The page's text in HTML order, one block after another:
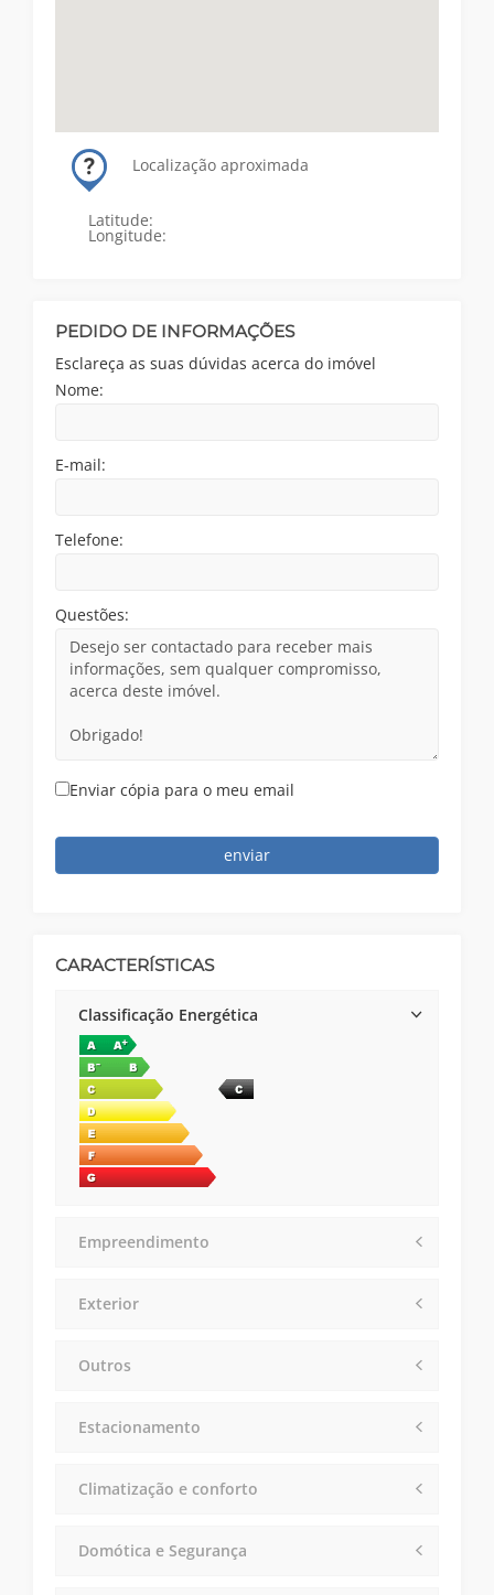
Localização aproximada
Latitude:
Longitude:
PEDIDO DE INFORMAÇÕES
Esclareça as suas dúvidas acerca do imóvel
Nome:
E-mail:
Telefone:
Questões:
Enviar cópia para o meu email
enviar
CARACTERÍSTICAS
Classificação Energética
Empreendimento
Exterior
Outros
Estacionamento
Climatização e conforto
Domótica e Segurança